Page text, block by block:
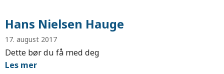
Hans Nielsen Hauge
17. august 2017
Dette bør du få med deg
Les mer